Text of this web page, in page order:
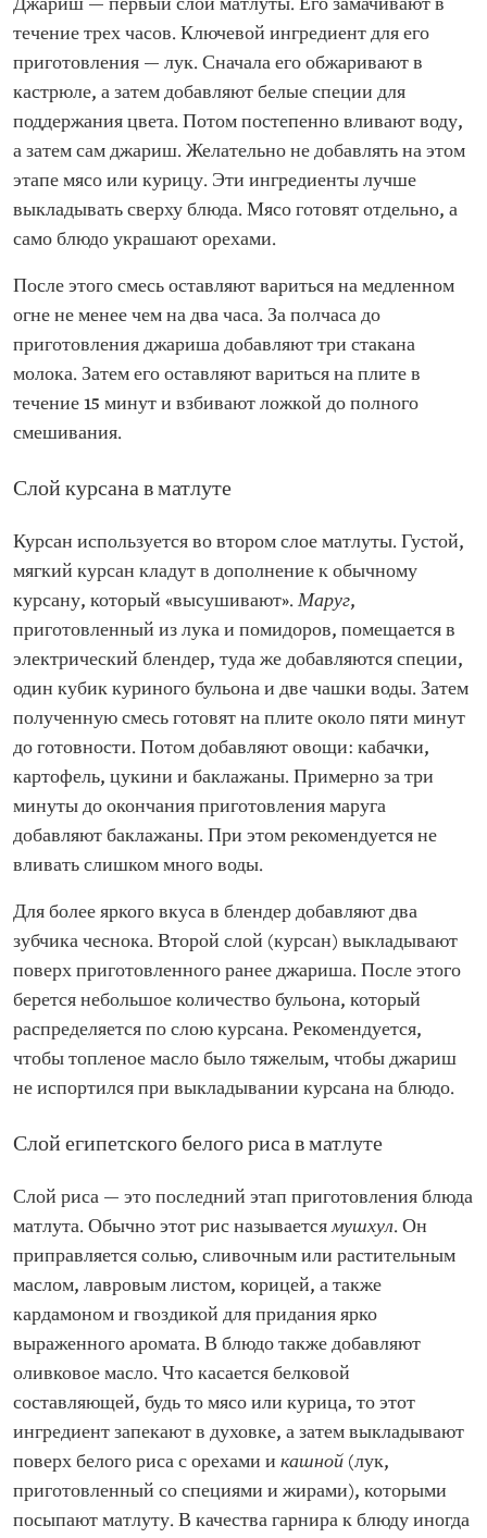
Джариш — первый слой матлуты. Его замачивают в
течение трех часов. Ключевой ингредиент для его
приготовления — лук. Сначала его обжаривают в
кастрюле, а затем добавляют белые специи для
поддержания цвета. Потом постепенно вливают воду,
а затем сам джариш. Желательно не добавлять на этом
этапе мясо или курицу. Эти ингредиенты лучше
выкладывать сверху блюда. Мясо готовят отдельно, а
само блюдо украшают орехами.
После этого смесь оставляют вариться на медленном
огне не менее чем на два часа. За полчаса до
приготовления джариша добавляют три стакана
молока. Затем его оставляют вариться на плите в
течение 15 минут и взбивают ложкой до полного
смешивания.
Слой курсана в матлуте
Курсан используется во втором слое матлуты. Густой,
мягкий курсан кладут в дополнение к обычному
курсану, который «высушивают».Маруг,
приготовленный из лука и помидоров, помещается в
электрический блендер, туда же добавляются специи,
один кубик куриного бульона и две чашки воды. Затем
полученную смесь готовят на плите около пяти минут
до готовности. Потом добавляют овощи: кабачки,
картофель, цукини и баклажаны. Примерно за три
минуты до окончания приготовления маруга
добавляют баклажаны. При этом рекомендуется не
вливать слишком много воды.
Для более яркого вкуса в блендер добавляют два
зубчика чеснока. Второй слой (курсан) выкладывают
поверх приготовленного ранее джариша. После этого
берется небольшое количество бульона, который
распределяется по слою курсана. Рекомендуется,
чтобы топленое масло было тяжелым, чтобы джариш
не испортился при выкладывании курсана на блюдо.
Слой египетского белого риса в матлуте
Слой риса — это последний этап приготовления блюда
матлута. Обычно этот рис называетсямушхул. Он
приправляется солью, сливочным или растительным
маслом, лавровым листом, корицей, а также
кардамоном и гвоздикой для придания ярко
выраженного аромата. В блюдо также добавляют
оливковое масло. Что касается белковой
составляющей, будь то мясо или курица, то этот
ингредиент запекают в духовке, а затем выкладывают
поверх белого риса с орехами и кашной (лук,
приготовленный со специями и жирами), которыми
посыпают матлуту. В качества гарнира к блюду иногда